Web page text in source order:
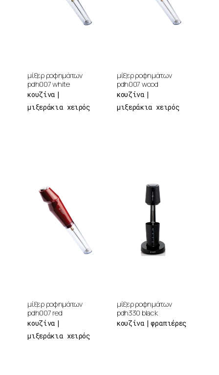
μίξερ ροφημάτων
pdh007 white
κουζίνα
μιξεράκια χειρός
μίξερ ροφημάτων
pdh007 wood
κουζίνα
μιξεράκια χειρός
μίξερ ροφημάτων
pdh007 red
κουζίνα
μιξεράκια χειρός
μίξερ ροφημάτων
pdh330 black
κουζίνα φραπιέρες